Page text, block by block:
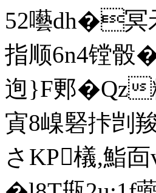
52囈dh�冥
指顺6n4镗
迿}F郠�Qz
寊8嵲硻拤剀
さKP檥,鮨